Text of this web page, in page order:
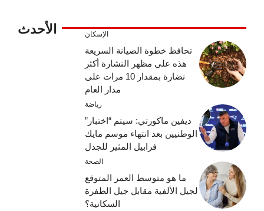
الأحدث الإسكان
تحافظ خطوة الصيانة السريعة
هذه على مظهر النشارة أكثر
نضارة بمقدار 10 مرات على
مدار العام
رياضة
ديفين ماكورتي: سيتم “اختبار”
الوطنيين بعد انتهاء موسم مايك
فرابيل المثير للجدل
الصحة
ما هو متوسط ​​العمر المتوقع
لجيل الألفية مقابل جيل الطفرة
السكانية؟